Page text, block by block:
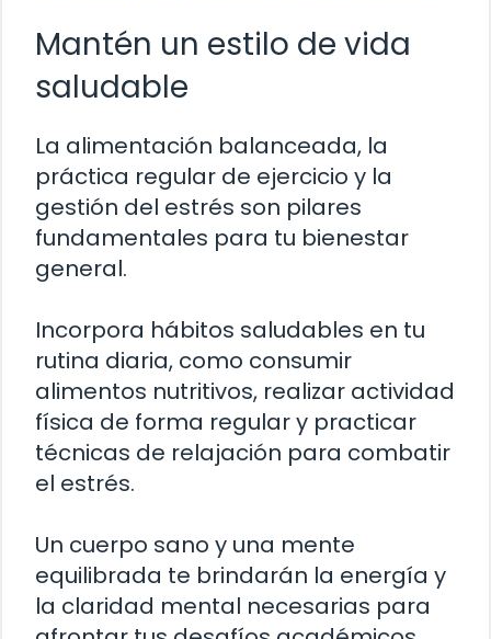
Mantén un estilo de vida
saludable
La alimentación balanceada, la
práctica regular de ejercicio y la
gestión del estrés son pilares
fundamentales para tu bienestar
general.
Incorpora hábitos saludables en tu
rutina diaria, como consumir
alimentos nutritivos, realizar actividad
física de forma regular y practicar
técnicas de relajación para combatir
el estrés.
Un cuerpo sano y una mente
equilibrada te brindarán la energía y
la claridad mental necesarias para